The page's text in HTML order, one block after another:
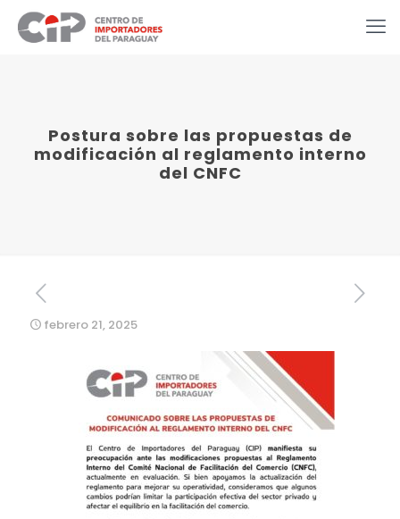
Postura sobre las propuestas de
modificación al reglamento interno
del CNFC
febrero 21, 2025